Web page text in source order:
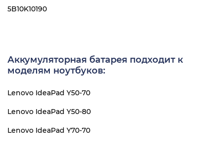
5B10K10190
Аккумуляторная батарея подходит к
моделям ноутбуков:
Lenovo IdeaPad Y50-70
Lenovo IdeaPad Y50-80
Lenovo IdeaPad Y70-70